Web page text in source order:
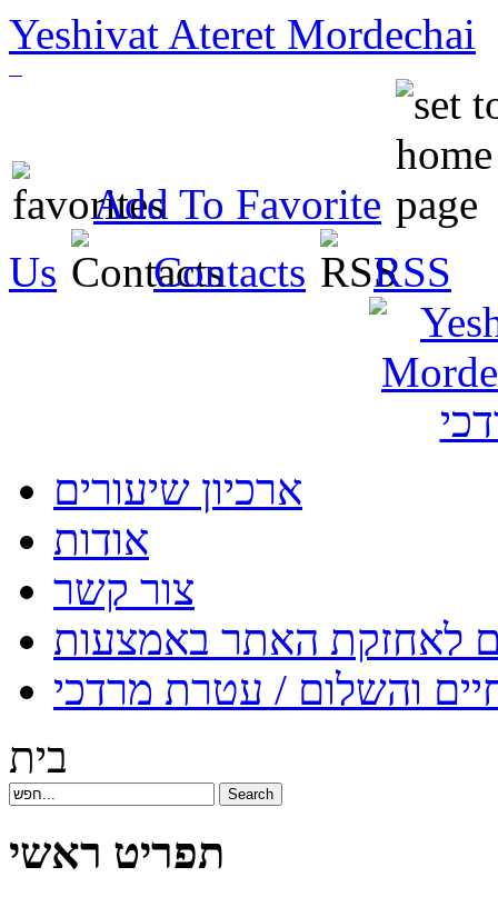
Yeshivat Ateret Mordechai
Add To Favorite
Us
Contacts RSS
ארכיון שיעורים
אודות
צור קשר
והשלום / עטרת מרדכי
בית
תפריט ראשי